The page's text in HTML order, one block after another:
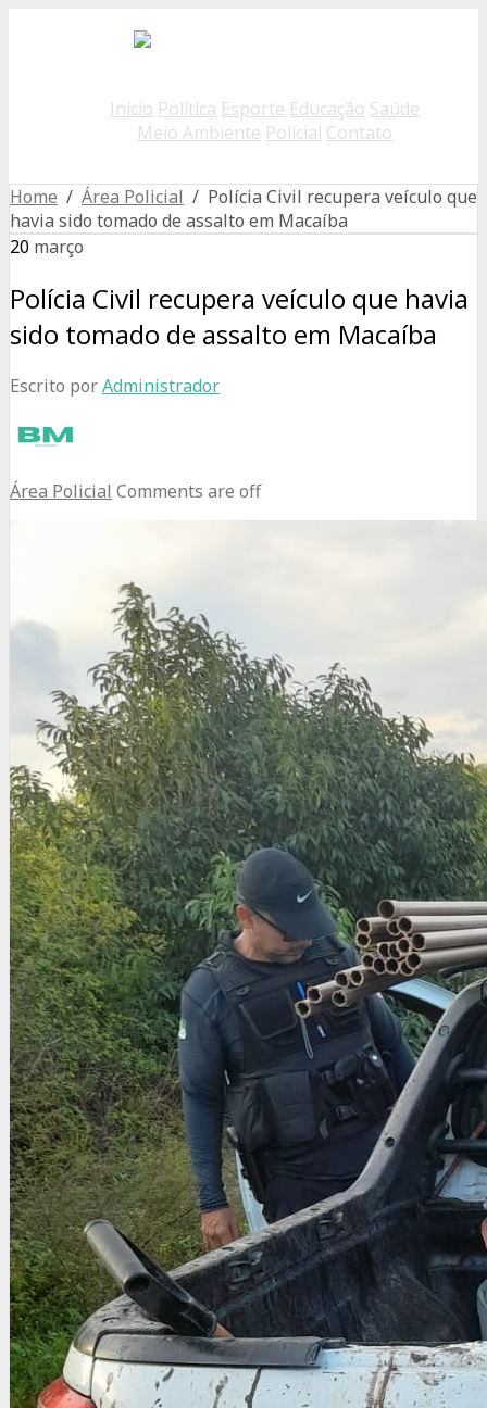
Início Política Esporte Educação Saúde
Meio Ambiente Policial Contato
Home / Área Policial / Polícia Civil recupera veículo que
havia sido tomado de assalto em Macaíba
20 março
Polícia Civil recupera veículo que havia
sido tomado de assalto em Macaíba
Escrito porAdministrador
Área Policial Comments are off